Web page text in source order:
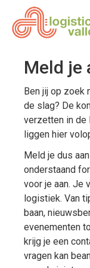
Meld je
Ben jij op zoek
de slag? De
verzetten in de
liggen hier
Meld je dus
onderstaand
voor je aan. Je
logistiek. Van
baan,
evenementen
krijg je een
vragen kan